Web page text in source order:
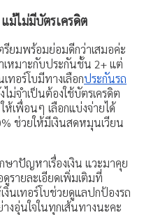
ไม่มีบัตรเครดิต
รียมพร้อมย่อมดีกว่าเสมอค่ะ
เหมาะกับประกันชั้น 2+ แต่
ทอร์โบมีทางเลือกประกันรถ
ม่จำเป็นต้องใช้บัตรเครดิต
ห้เพื่อนๆ เลือกแบ่งจ่ายได้
ช่วยให้มีเงินสดหมุนเวียน
ษาปัญหาเรื่องเงิน แวะมาคุย
ดูรายละเอียดเพิ่มเติมที่
งินเทอร์โบช่วยดูแลปกป้องรถ
งอุ่นใจในทุกเส้นทางนะคะ